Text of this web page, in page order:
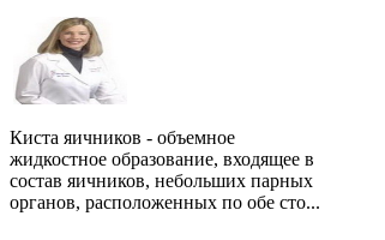
Киста яичников - объемное
жидкостное образование, входящее в
состав яичников, небольших парных
органов, расположенных по обе сто...